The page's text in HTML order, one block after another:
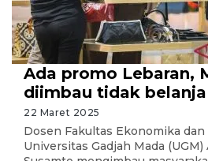
Ada promo Lebaran,
diimbau tidak
22 Maret 2025
Dosen Fakultas Ekonomika dan
Universitas Gadjah Mada